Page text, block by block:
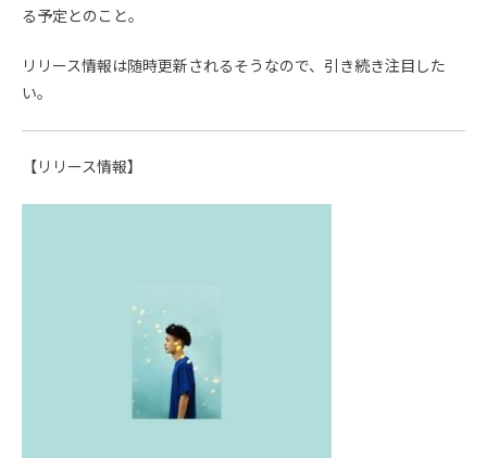
る予定とのこと。
リリース情報は随時更新されるそうなので、引き続き注目した
い。
【リリース情報】